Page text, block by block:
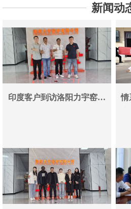
新闻动
印度客户到访洛阳力宇窑炉
情